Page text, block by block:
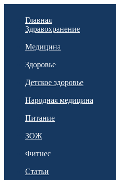
Главная
Здравохранение
Медицина
Здоровье
Детское здоровье
Народная медицина
Питание
ЗОЖ
Фитнес
Статьи